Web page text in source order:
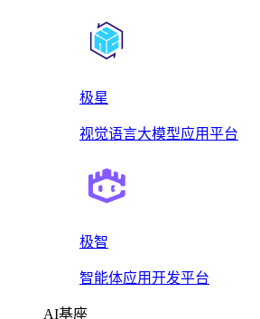
极星
视觉语言大模型应用平台
极智
智能体应用开发平台
AI基座